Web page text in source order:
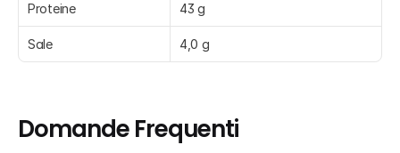
Proteine 43 g
Sale 4,0 g
Domande Frequenti